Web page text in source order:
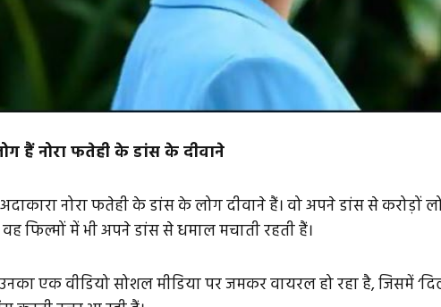
हैं नोरा फतेही के डांस के दीवाने
नोरा फतेही के डांस के लोग दीवाने हैं। वो अपने डांस से करोड़ों
फिल्मों में भी अपने डांस से धमाल मचाती रहती हैं।
एक वीडियो सोशल मीडिया पर जमकर वायरल हो रहा है, जिसमें